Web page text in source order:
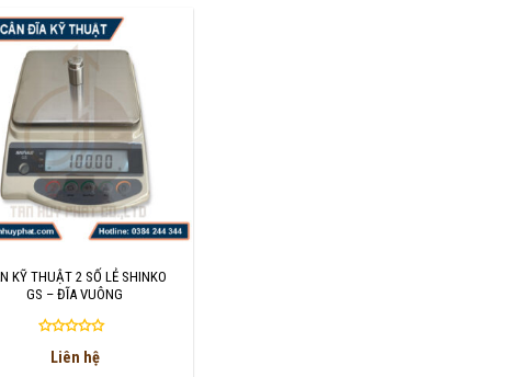
KỸ THUẬT 2 SỐ LẺ SHINKO
GS – ĐĨA VUÔNG
Được
Liên hệ